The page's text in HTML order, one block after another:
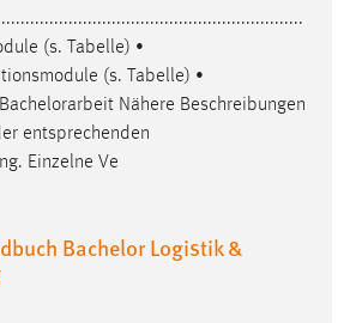
(s. Tabelle) •
(s. Tabelle) •
Bachelorarbeit Nähere Beschreibungen
entsprechenden
Einzelne Ve
Bachelor Logistik &